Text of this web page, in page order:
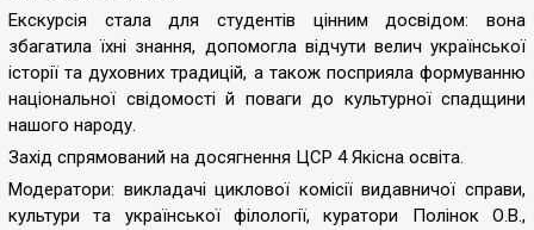
Екскурсія стала для студентів цінним досвідом: вона
збагатила їхні знання, допомогла відчути велич української
історії та духовних традицій, а також посприяла формуванню
національної свідомості й поваги до культурної спадщини
нашого народу.
Захід спрямований на досягнення ЦСР 4 Якісна освіта.
Модератори: викладачі циклової комісії видавничої справи,
культури та української філології, куратори Полінок О.В.,